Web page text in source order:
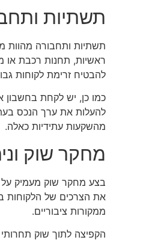
תשתיות
תשתיות ותחבורה מהוות
ראשיות, תחנות רכבת או
להבטיח זרימת לקוחות
כמו כן, יש לקחת
להעלות את ערך הנכס
מהשקעות עתידיות כאלה.
מחקר שוק
בצע מחקר שוק מעמיק על
את הצרכים של הלקוחות
ממקורות ציבוריים.
הקפיצה לתוך שוק